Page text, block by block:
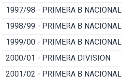
1997/98 - PRIMERA B NACIONAL
1998/99 - PRIMERA B NACIONAL
1999/00 - PRIMERA B NACIONAL
2000/01 - PRIMERA DIVISION
2001/02 - PRIMERA B NACIONAL